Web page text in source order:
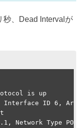
秒、Dead Intervalが
is up
Interface ID 6, Area
Network Type